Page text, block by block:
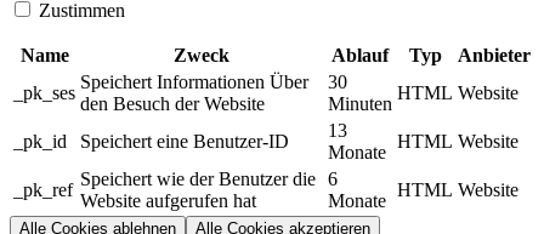
Zustimmen
Name Zweck Ablauf Typ
Anbieter
_pk_ses
Speichert Informationen Über
den Besuch der Website
30
Minuten
HTML Website
_pk_id Speichert eine Benutzer-ID
13
Monate
HTML Website
_pk_ref
Speichert wie der Benutzer die
Website aufgerufen hat
6
Monate
HTML Website
Alle Cookies ablehnen Alle Cookies akzeptieren